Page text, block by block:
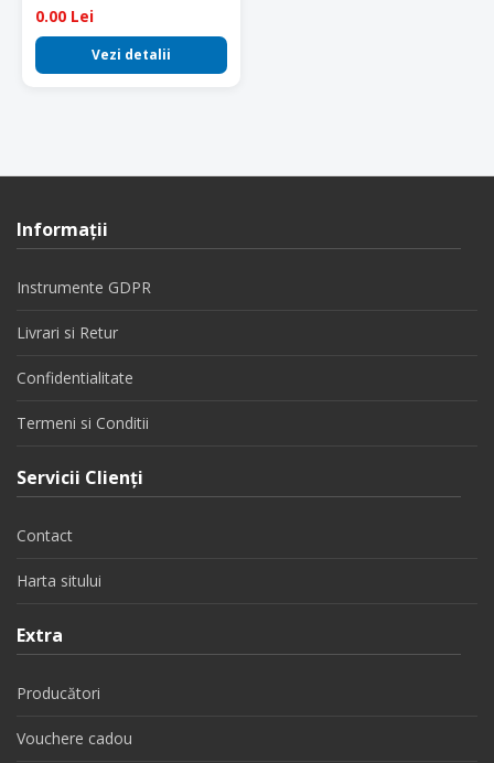
0.00 Lei
Vezi detalii
Informaţii
Instrumente GDPR
Livrari si Retur
Confidentialitate
Termeni si Conditii
Servicii Clienţi
Contact
Harta sitului
Extra
Producători
Vouchere cadou